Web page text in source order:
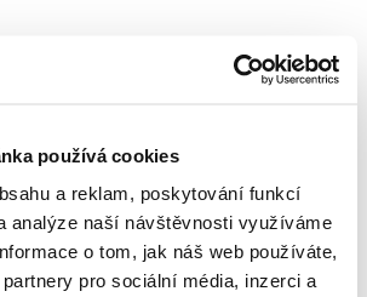
používá cookies
a reklam, poskytování funkcí
analýze naší návštěvnosti využíváme
o tom, jak náš web používáte,
pro sociální média, inzerci a